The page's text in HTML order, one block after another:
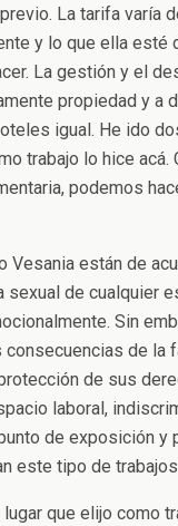
La tarifa varía
y lo que ella esté
La gestión y el
propiedad y a
igual. He ido
trabajo lo hice acá.
podemos
Vesania están de
sexual de cualquier
Sin
consecuencias de la
de sus
laboral,
de exposición y
este tipo de
que elijo como